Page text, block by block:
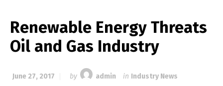
Renewable Energy Threats
Oil and Gas Industry
June 27, 2017 by admin in Industry News